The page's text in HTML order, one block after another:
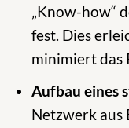
„Know-how“
fest. Dies
minimiert das
Aufbau eines
Netzwerk aus